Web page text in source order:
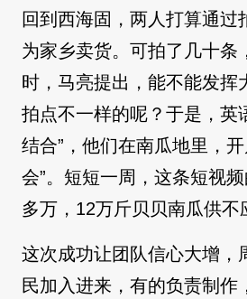
回到西海固，两人打算通过
为家乡卖货。可拍了几十条
时，马亮提出，能不能发挥
拍点不一样的呢？于是，英
结合”，他们在南瓜地里，
会”。短短一周，这条短视
多万，12万斤贝贝南瓜供不
这次成功让团队信心大增，
民加入进来，有的负责制作